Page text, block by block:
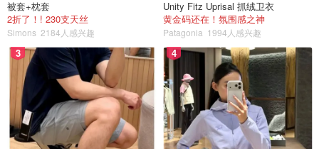
被套+枕套
2折了！! 230支天丝
Simons 2184人感兴趣
Unity Fitz Uprisal 抓绒卫衣
黄金码还在！氛围感之神
Patagonia 1994人感兴趣
3 4